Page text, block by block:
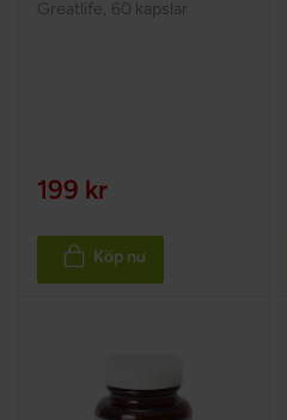
Greatlife 60 kapslar
199 kr
Köp nu